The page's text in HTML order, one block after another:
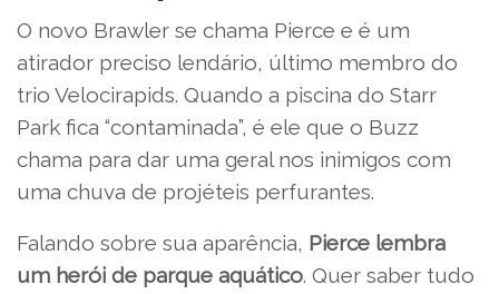
O novo Brawler se chama Pierce e é um
atirador preciso lendário, último membro do
trio Velocirapids. Quando a piscina do Starr
Park fica “contaminada”, é ele que o Buzz
chama para dar uma geral nos inimigos com
uma chuva de projéteis perfurantes.
Falando sobre sua aparência, Pierce lembra
um herói de parque aquático. Quer saber tudo